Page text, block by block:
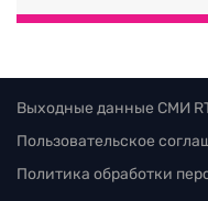
Выходные данные СМИ
Пользовательское
Политика обработки